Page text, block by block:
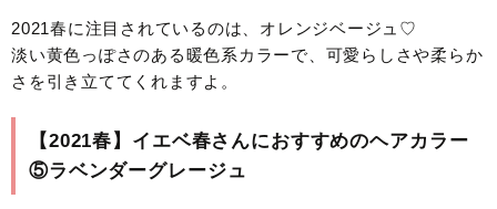
2021春に注目されているのは、オレンジベージュ♡
淡い黄色っぽさのある暖色系カラーで、可愛らしさや柔らか
さを引き立ててくれますよ。
【2021春】イエベ春さんにおすすめのヘアカラー
⑤ラベンダーグレージュ